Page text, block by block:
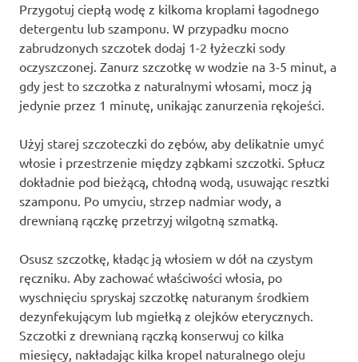
Przygotuj ciepłą wodę z kilkoma kroplami łagodnego
detergentu lub szamponu. W przypadku mocno
zabrudzonych szczotek dodaj 1-2 łyżeczki sody
oczyszczonej. Zanurz szczotkę w wodzie na 3-5 minut, a
gdy jest to szczotka z naturalnymi włosami, mocz ją
jedynie przez 1 minutę, unikając zanurzenia rękojeści.
Użyj starej szczoteczki do zębów, aby delikatnie umyć
włosie i przestrzenie między ząbkami szczotki. Spłucz
dokładnie pod bieżącą, chłodną wodą, usuwając resztki
szamponu. Po umyciu, strzep nadmiar wody, a
drewnianą rączkę przetrzyj wilgotną szmatką.
Osusz szczotkę, kładąc ją włosiem w dół na czystym
ręczniku. Aby zachować właściwości włosia, po
wyschnięciu spryskaj szczotkę naturanym środkiem
dezynfekującym lub mgiełką z olejków eterycznych.
Szczotki z drewnianą rączką konserwuj co kilka
miesięcy, nakładając kilka kropel naturalnego oleju